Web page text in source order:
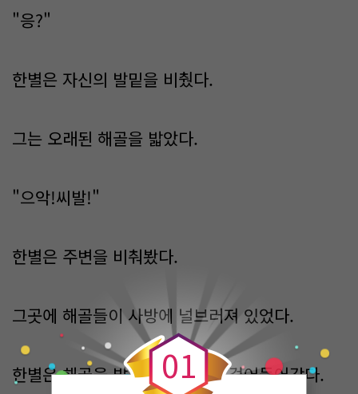
"응?"
한별은 자신의 발밑을 비췄다.
그는 오래된 해골을 밟았다.
"으악!씨발!"
한별은 주변을 비춰봤다.
그곳에 해골들이 사방에 널브러져 있었다.
한별은 해골을 밟지않게 조심히 걸어들어갔다.
0
0
1